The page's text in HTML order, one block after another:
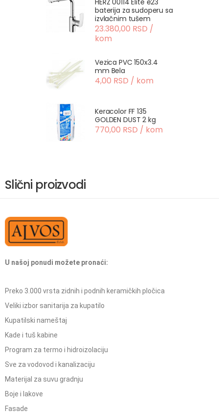
HERZ 00114 Elite e23
baterija za sudoperu sa
izvlačnim tušem
23.380,00 RSD /
kom
Vezica PVC 150x3.4
mm Bela
4,00 RSD / kom
Keracolor FF 135
GOLDEN DUST 2 kg
770,00 RSD / kom
Slični proizvodi
U našoj ponudi možete pronaći:
Preko 3.000 vrsta zidnih i podnih keramičkih pločica
Veliki izbor sanitarija za kupatilo
Kupatilski nameštaj
Kade i tuš kabine
Program za termo i hidroizolaciju
Sve za vodovod i kanalizaciju
Materijal za suvu gradnju
Boje i lakove
Fasade